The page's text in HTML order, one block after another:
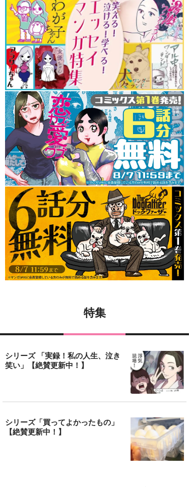
特集
シリーズ 「実録！私の人生、泣き
笑い」【絶賛更新中！】
シリーズ「買ってよかったもの」
【絶賛更新中！】